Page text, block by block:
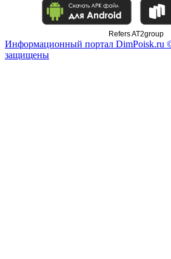
Refers AT2group
Информационный портал DimPoisk.ru
защищены